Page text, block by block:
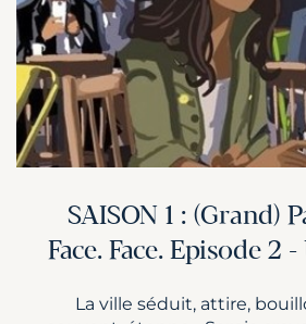
SAISON 1 : (Grand)
Face. Face. Episode
La ville séduit, attire,